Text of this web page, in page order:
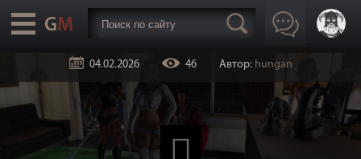
04.02.2026 46 Автор: hungan